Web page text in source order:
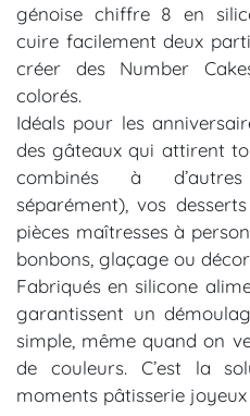
génoise chiffre 8 en
cuire facilement deux
créer des Number
colorés.
Idéals pour les
des gâteaux qui attirent
combinés à
séparément), vos
pièces maîtresses à
bonbons, glaçage ou
Fabriqués en silicone
garantissent un
simple, même quand on
de couleurs. C’est la
moments pâtisserie